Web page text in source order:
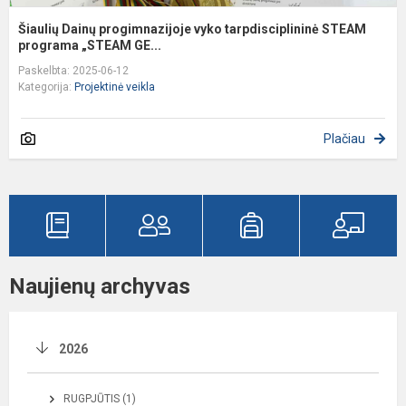
Šiaulių Dainų progimnazijoje vyko tarpdisciplininė STEAM
programa „STEAM GE...
Paskelbta: 2025-06-12
Kategorija: Projektinė veikla
Plačiau
Naujienų archyvas
2026
RUGPJŪTIS (1)